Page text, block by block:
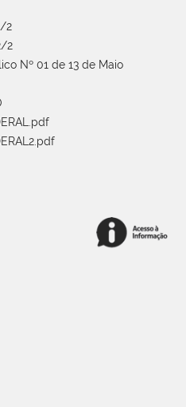
2
2
Nº 01 de 13 de Maio